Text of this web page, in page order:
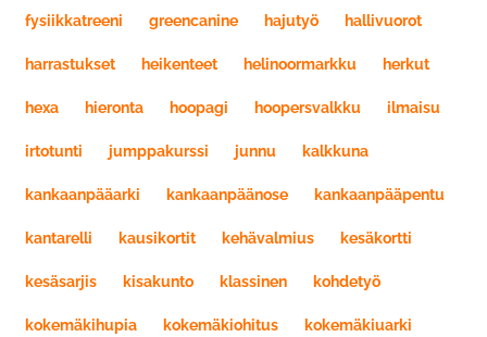
fysiikkatreeni greencanine hajutyö hallivuorot
harrastukset heikenteet helinoormarkku herkut
hexa hieronta hoopagi hoopersvalkku ilmaisu
irtotunti jumppakurssi junnu kalkkuna
kankaanpääarki kankaanpäänose kankaanpääpentu
kantarelli kausikortit kehävalmius kesäkortti
kesäsarjis kisakunto klassinen kohdetyö
kokemäkihupia kokemäkiohitus kokemäkiuarki